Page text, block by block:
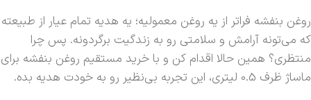
روغن بنفشه فراتر از یه روغن معمولیه؛ یه هدیه تمام عیار از طبیعته
که می‌تونه آرامش و سلامتی رو به زندگیت برگردونه. پس چرا
منتظری؟ همین حالا اقدام کن و با خرید مستقیم روغن بنفشه برای
ماساژ ظرف 0.5 لیتری، این تجربه بی‌نظیر رو به خودت هدیه بده.